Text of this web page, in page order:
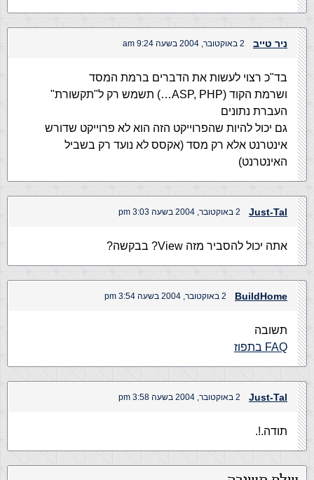
ניר טייב 2 באוקטובר, 2004 בשעה 9:24 am
בד"כ רצוי לעשות את הדברים ברמת המסד
ושרמת הקוד (ASP, PHP…) תשמש רק ל"תקשורת"
העברת נתונים
גם יכול להיות שהפרוייקט הזה הוא לא פרוייקט שדורש
אינטרנט אלא רק מסד (אקסס לא נועד רק בשביל
האינטרנט)
Just-Tal 2 באוקטובר, 2004 בשעה 3:03 pm
אתה יכול להסביר מזה View? בבקשה?
BuildHome 2 באוקטובר, 2004 בשעה 3:54 pm
תשובה
FAQ בתפוז
Just-Tal 2 באוקטובר, 2004 בשעה 3:58 pm
תודה.!.